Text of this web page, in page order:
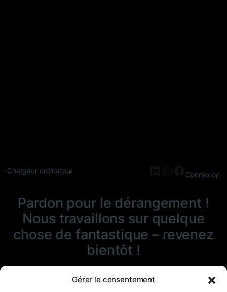
Gérer le consentement
Chargeur ordinateur LinkedIn
Instagram
Connexion
Pardon pour le dérangement !
Nous travaillons sur quelque
chose de fantastique – revenez
bientôt !